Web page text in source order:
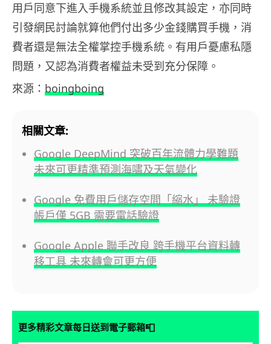
用戶同意下進入手機系統並且修改其設定，亦同時
引發網民討論就算他們付出多少金錢購買手機，消
費者還是無法全權掌控手機系統。有用戶憂慮私隱
問題，又認為消費者權益未受到充分保障。
來源： boingboing
相關文章:
Google DeepMind 突破百年流體力學難題
未來可更精準預測海嘯及天氣變化
Google 免費用戶儲存空間「縮水」 未驗證
帳戶僅 5GB 需要電話驗證
Google Apple 聯手改良 跨手機平台資料轉
移工具 未來轉會可更方便
更多精彩文章每日送到電子郵箱📮